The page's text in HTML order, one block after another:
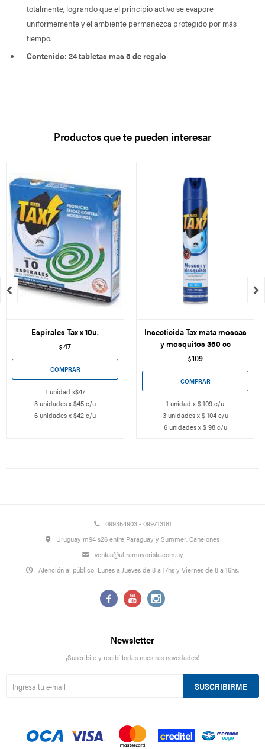
totalmente, logrando que el principio activo se evapore
uniformemente y el ambiente permanezca protegido por más
tiempo.
Contenido: 24 tabletas mas 6 de regalo
Productos que te pueden interesar
Espirales Tax x 10u.
$47
1 unidad x$47
3 unidades x $45 c/u
6 unidades x $42 c/u
Insecticida Tax mata moscas
y mosquitos 360 cc
$109
1 unidad x $ 109 c/u
3 unidades x $ 104 c/u
6 unidades x $ 98 c/u
 
099354903 - 099713181
Uruguay m94 s26 entre Paraguay y Summer, Canelones
ventas@ultramayorista.com.uy
Atención al público: Lunes a Jueves de 8 a 17hs y Viernes de 8 a 16hs.
  
Newsletter
¡Suscribite y recibí todas nuestras novedades!
SUSCRIBIRME